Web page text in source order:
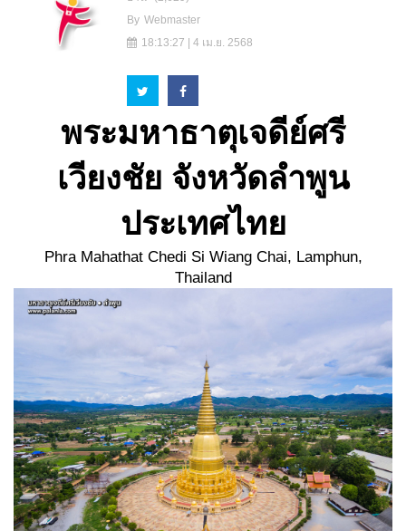
By Webmaster
18:13:27 | 4 เม.ย. 2568
พระมหาธาตุเจดีย์ศรี
เวียงชัย จังหวัดลำพูน
ประเทศไทย
Phra Mahathat Chedi Si Wiang Chai, Lamphun,
Thailand